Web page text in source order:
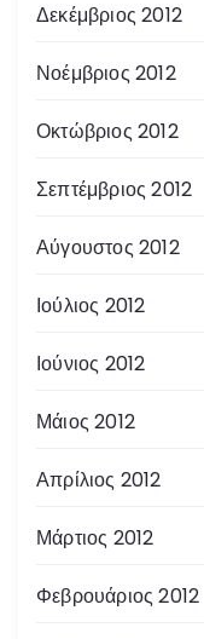
Δεκέμβριος 2012
Νοέμβριος 2012
Οκτώβριος 2012
Σεπτέμβριος 2012
Αύγουστος 2012
Ιούλιος 2012
Ιούνιος 2012
Μάιος 2012
Απρίλιος 2012
Μάρτιος 2012
Φεβρουάριος 2012